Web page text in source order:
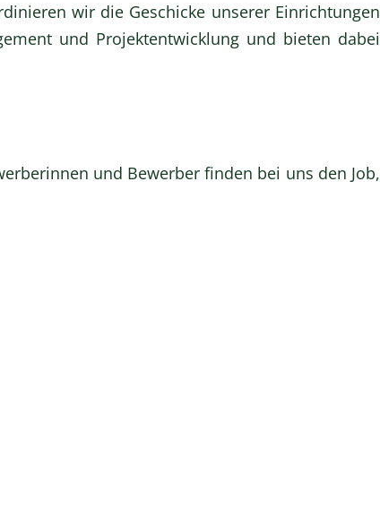
wir die Geschicke unserer Einrichtungen
und Projektentwicklung und bieten dabei
und Bewerber finden bei uns den Job,